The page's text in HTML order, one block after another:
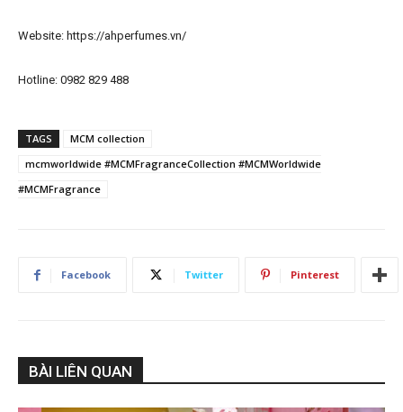
Website: https://ahperfumes.vn/
Hotline: 0982 829 488
TAGS
MCM collection
mcmworldwide #MCMFragranceCollection #MCMWorldwide
#MCMFragrance
Facebook Twitter Pinterest
BÀI LIÊN QUAN